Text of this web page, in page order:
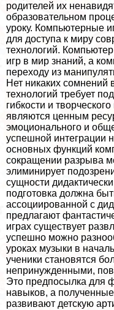
родителей их
образовательном
уроку. Компьютерные
для доступа к миру
технологий.
игр в мир знаний, а
переходу из
Нет никаких сомнений
технологий требует
гибкости и
являются ценным
эмоционального и
успешной интеграции
основных функций
сокращении разрыва
элиминирует
сущности
подготовка должна
ассоциированной с
предлагают
играх существует
успешно можно
уроках музыки в
ученики становятся
непринужденными,
Это предпосылка для
навыков, а
развивают детскую